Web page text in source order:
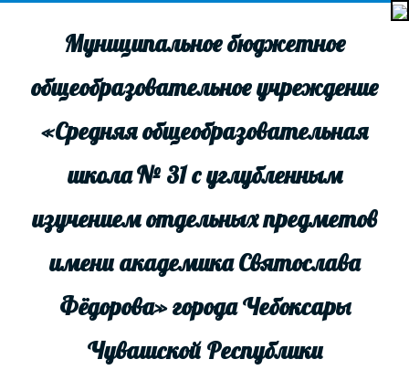
Муниципальное бюджетное
общеобразовательное учреждение
«Средняя общеобразовательная
школа № 31 с углубленным
изучением отдельных предметов
имени академика Святослава
Фёдорова» города Чебоксары
Чувашской Республики